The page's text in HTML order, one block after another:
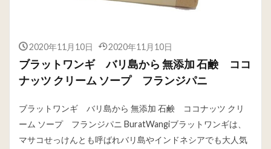
2020年11月10日 2020年11月10日
ブラットワンギ バリ島から 無添加 石鹸 ココ
ナッツ クリーム ソープ フランジパニ
ブラットワンギ バリ島から 無添加 石鹸 ココナッツ クリ
ーム ソープ フランジパニ BuratWangiブラットワンギは、
マサコせっけんとも呼ばれバリ島やインドネシアでも大人気